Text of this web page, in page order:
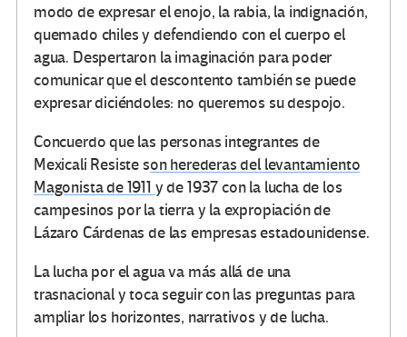
modo de expresar el enojo, la rabia, la indignación,
quemado chiles y defendiendo con el cuerpo el
agua. Despertaron la imaginación para poder
comunicar que el descontento también se puede
expresar diciéndoles: no queremos su despojo.
Concuerdo que las personas integrantes de
Mexicali Resiste son herederas del levantamiento
Magonista de 1911 y de 1937 con la lucha de los
campesinos por la tierra y la expropiación de
Lázaro Cárdenas de las empresas estadounidense.
La lucha por el agua va más allá de una
trasnacional y toca seguir con las preguntas para
ampliar los horizontes, narrativos y de lucha.